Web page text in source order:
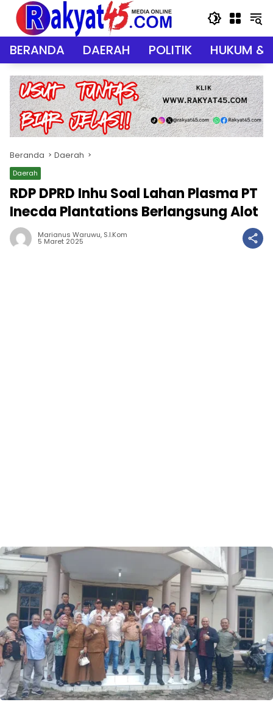
Langsung
konten
BERANDA DAERAH POLITIK HUKUM &
Beranda Daerah
Daerah
RDP DPRD Inhu Soal Lahan Plasma PT
Inecda Plantations Berlangsung Alot
Marianus Waruwu, S.I.Kom
5 Maret 2025